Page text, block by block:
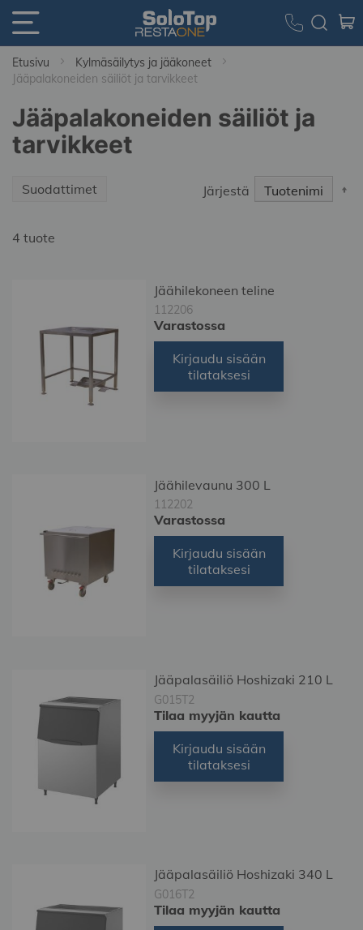
Etusivu
Kylmäsäilytys ja jääkoneet
Jääpalakoneiden säiliöt ja tarvikkeet
Jääpalakoneiden säiliöt ja
tarvikkeet
4 tuote
Järjestä
Jäähilekoneen teline
112206
Varastossa
Kirjaudu sisään
tilataksesi
Jäähilevaunu 300 L
112202
Varastossa
Kirjaudu sisään
tilataksesi
Jääpalasäiliö Hoshizaki 210 L
G015T2
Tilaa myyjän kautta
Kirjaudu sisään
tilataksesi
Jääpalasäiliö Hoshizaki 340 L
G016T2
Tilaa myyjän kautta
Suodattimet